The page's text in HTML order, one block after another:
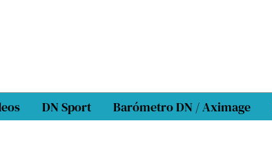
DN Sport Barómetro DN / Aximage